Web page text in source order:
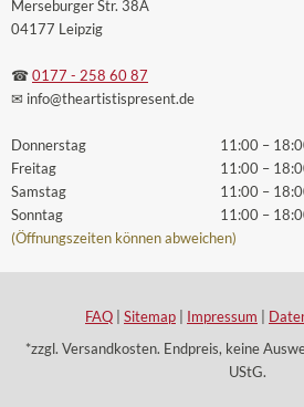
Merseburger Str. 38A
04177 Leipzig
☎ 0177 - 258 60 87
✉ info@theartistispresent.de
Donnerstag
Freitag
Samstag
Sonntag
11:00 –
11:00 –
11:00 –
11:00 –
(Öffnungszeiten können abweichen)
FAQ Sitemap Impressum
*zzgl. Versandkosten. Endpreis, keine
UStG.